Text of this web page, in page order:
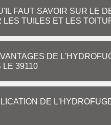
FAUT SAVOIR SUR LE
LES TUILES ET LES
DE
LE 39110
DE